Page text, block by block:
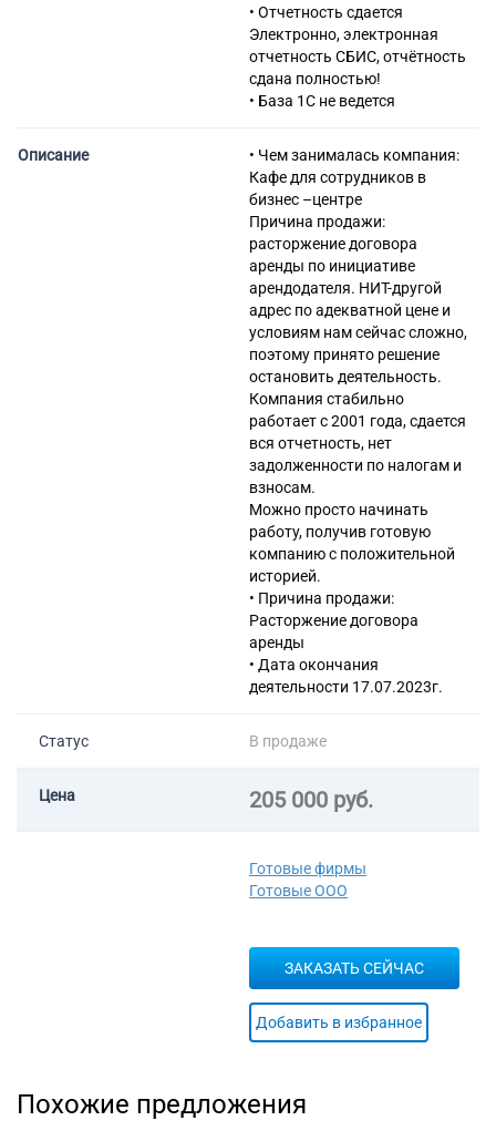
• Отчетность сдается
Электронно, электронная
отчетность СБИС, отчётность
сдана полностью!
• База 1С не ведется
Описание
• Чем занималась компания:
Кафе для сотрудников в
бизнес –центре
Причина продажи:
расторжение договора
аренды по инициативе
арендодателя. НИТ-другой
адрес по адекватной цене и
условиям нам сейчас сложно,
поэтому принято решение
остановить деятельность.
Компания стабильно
работает с 2001 года, сдается
вся отчетность, нет
задолженности по налогам и
взносам.
Можно просто начинать
работу, получив готовую
компанию с положительной
историей.
• Причина продажи:
Расторжение договора
аренды
• Дата окончания
деятельности 17.07.2023г.
Статус В продаже
Цена 205 000 руб.
Готовые фирмы
Готовые ООО
ЗАКАЗАТЬ СЕЙЧАС
Добавить в избранное
Похожие предложения